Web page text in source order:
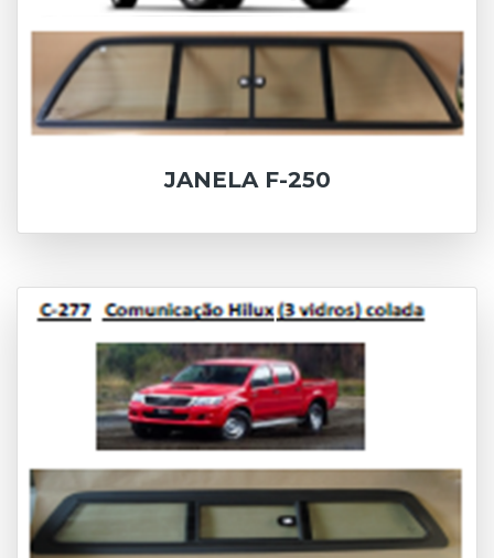
JANELA F-250